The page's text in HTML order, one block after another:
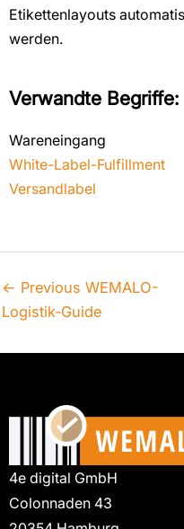
Etikettenlayouts
werden.
Verwandte Begriffe:
Wareneingang
White-Label-Fulfillment
Versandlabel
← Previous WEMALO-
Logistik-Guide
4e digital GmbH
Colonnaden 43